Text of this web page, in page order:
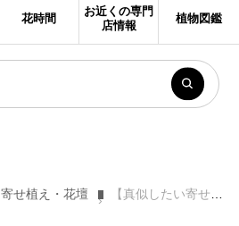
花時間
お近くの専門
店情報
植物図鑑
寄せ植え・花壇 【真似したい寄せ植え！】ローメンテナンス＆春まで長もちする冬のおしゃれな寄せ植え